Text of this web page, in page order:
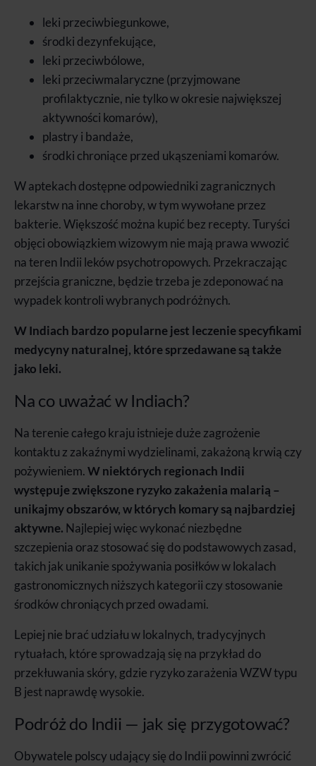
leki przeciwbiegunkowe,
środki dezynfekujące,
leki przeciwbólowe,
leki przeciwmalaryczne (przyjmowane
profilaktycznie, nie tylko w okresie największej
aktywności komarów),
plastry i bandaże,
środki chroniące przed ukąszeniami komarów.
W aptekach dostępne odpowiedniki zagranicznych
lekarstw na inne choroby, w tym wywołane przez
bakterie. Większość można kupić bez recepty. Turyści
objęci obowiązkiem wizowym nie mają prawa wwozić
na teren Indii leków psychotropowych. Przekraczając
przejścia graniczne, będzie trzeba je zdeponować na
wypadek kontroli wybranych podróżnych.
W Indiach bardzo popularne jest leczenie specyfikami
medycyny naturalnej, które sprzedawane są także
jako leki.
Na co uważać w Indiach?
Na terenie całego kraju istnieje duże zagrożenie
kontaktu z zakaźnymi wydzielinami, zakażoną krwią czy
pożywieniem.W niektórych regionach Indii
występuje zwiększone ryzyko zakażenia malarią –
unikajmy obszarów, w których komary są najbardziej
aktywne. Najlepiej więc wykonać niezbędne
szczepienia oraz stosować się do podstawowych zasad,
takich jak unikanie spożywania posiłków w lokalach
gastronomicznych niższych kategorii czy stosowanie
środków chroniących przed owadami.
Lepiej nie brać udziału w lokalnych, tradycyjnych
rytuałach, które sprowadzają się na przykład do
przekłuwania skóry, gdzie ryzyko zarażenia WZW typu
B jest naprawdę wysokie.
Podróż do Indii — jak się przygotować?
Obywatele polscy udający się do Indii powinni zwrócić